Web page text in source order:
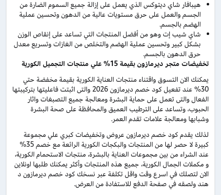
هيبافار شاي ديتوكس الذي يعمل على إزالة جميع السموم الضارة من
الجسم والعمل على حرق مستويات عالية من الدهون وتحسين عملية
الهضم بالجسم.
شاي شيب إت وهو من أفضل المنتجات التي تساعد على إنقاص الوزن
بشكل كبير وتحسين عملية الهضم والتخلص من الغازات وتسريع معدل
حرق الدهون بالجسم.
تخفيضات متجر ديرمازون بقيمة 15% علي منتجات التجميل الكورية
يمكنك الان التسوق واقتناء منتجات العناية الكورية بقيمة مخفضة حتي
30% عند تفعيل كود خصم ديرمازون 2026 والتى اثبتت فاعليتها بتركيبتها
الفعال والتى تعمل على حماية البشرة ومعالجة جميع التصبغات واثار
الحبوب، وتساعد على الترطيب العميق والمحافظة على صحة البشرة
وشبابها ومعالجة علامات تقدم العمر.
لذلك يقدم كود خصم ديرمازون عروض وتخفيضات كبري علي مجموعة
كبيرة لا حصر لها من المنتجات والبكجات الكورية الرائعة مع خصم 35%
عند الشراء من بين مجموعات العناية بالبشرة، منتجات الاستحمام الكورية،
و مكملات الجمال الكورية، جميع هذه المنتجات وأكثر يمكنك طلبها اونلاين
الان لتصلك في اسرع وقت واقل تكلفة عبر نسخك كود خصم ديرمازون د
هند ولصقه في صفحة الدفع للاستفادة من العرض.